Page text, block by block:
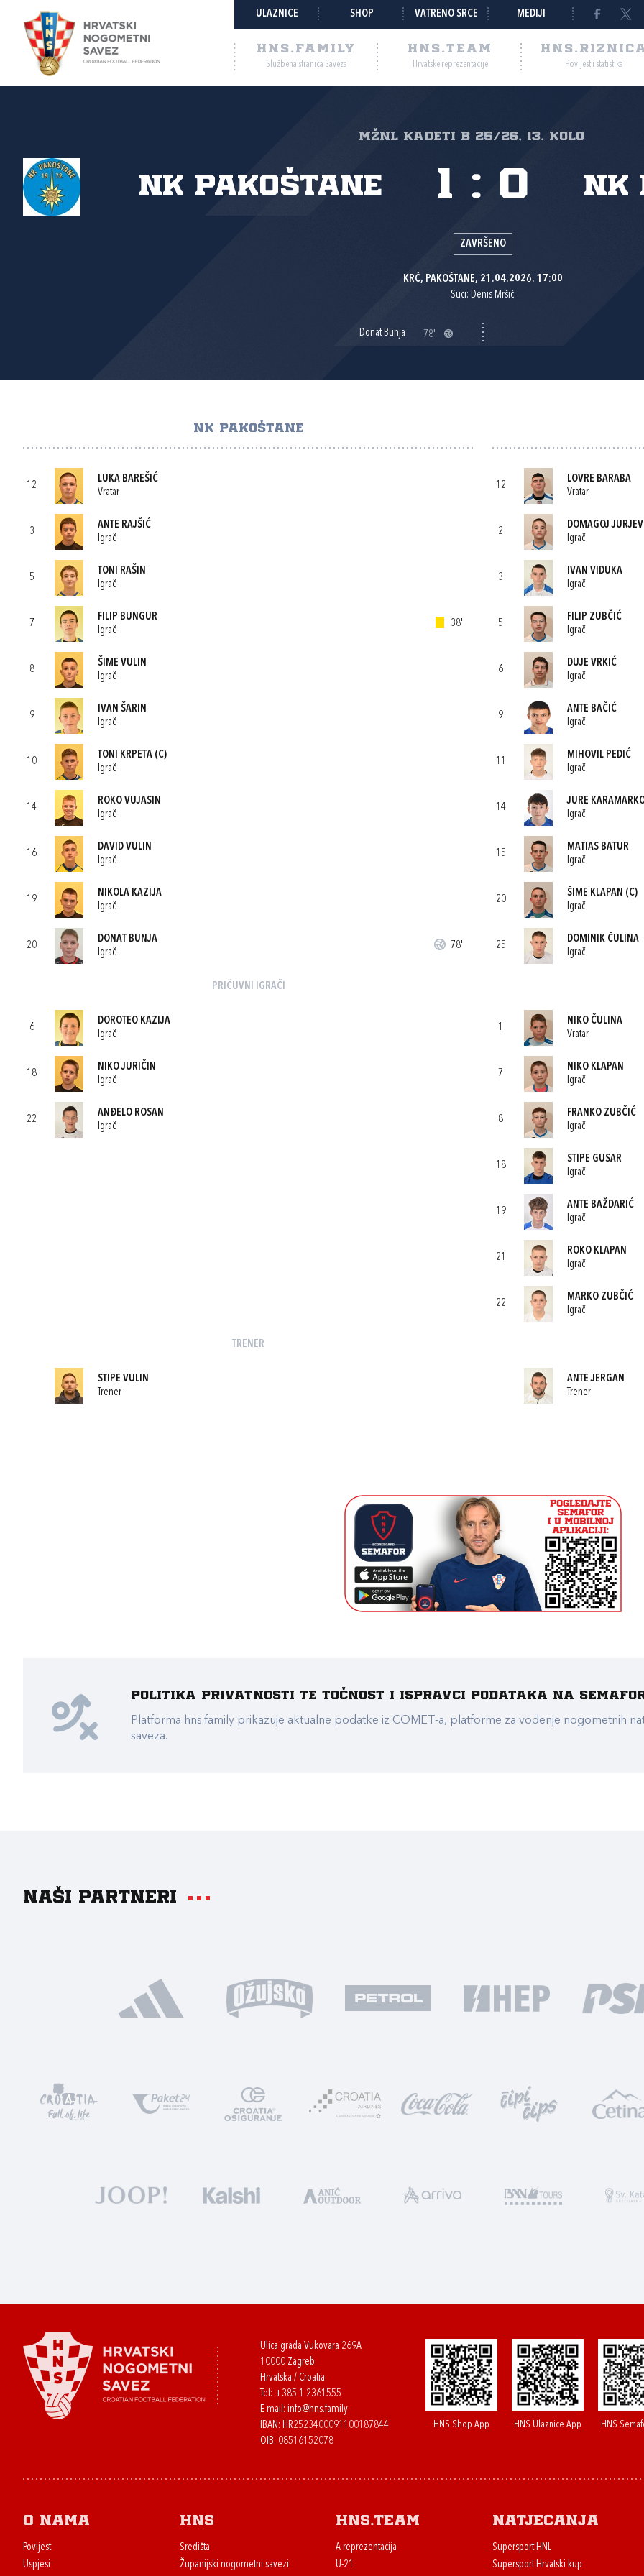
ULAZNICE SHOP VATRENO SRCE MEDIJI
HNS.FAMILY
Službena stranica Saveza
HNS.TEAM
Hrvatske reprezentacije Povijest i statistika
MŽNL KADETI B 25/26, 13. kolo
NK Pakoštane NK
1 : 0
ZAVRŠENO
KRČ, PAKOŠTANE, 21.04.2026. 17:00
Suci: Denis Mršić.
Donat Bunja 78'
NK PAKOŠTANE
12
LUKA BAREŠIĆ
Vratar
3
ANTE RAJŠIĆ
Igrač
5
TONI RAŠIN
Igrač
7
FILIP BUNGUR
Igrač
38'
8
ŠIME VULIN
Igrač
9
IVAN ŠARIN
Igrač
10
TONI KRPETA (C)
Igrač
14
ROKO VUJASIN
Igrač
16
DAVID VULIN
Igrač
19
NIKOLA KAZIJA
Igrač
20
DONAT BUNJA
Igrač
78'
PRIČUVNI IGRAČI
6
DOROTEO KAZIJA
Igrač
18
NIKO JURIČIN
Igrač
22
ANĐELO ROSAN
Igrač
TRENER
STIPE VULIN
Trener
12
LOVRE BARABA
Vratar
2
DOMAGOJ
Igrač
3
IVAN VIDUKA
Igrač
5
FILIP ZUBČIĆ
Igrač
6
DUJE VRKIĆ
Igrač
9
ANTE BAČIĆ
Igrač
11
MIHOVIL PEDIĆ
Igrač
14
JURE
Igrač
15
MATIAS BATUR
Igrač
20
ŠIME KLAPAN (C)
Igrač
25
DOMINIK ČULINA
Igrač
1
NIKO ČULINA
Vratar
7
NIKO KLAPAN
Igrač
8
FRANKO ZUBČIĆ
Igrač
18
STIPE GUSAR
Igrač
19
ANTE BAŽDARIĆ
Igrač
21
ROKO KLAPAN
Igrač
22
MARKO ZUBČIĆ
Igrač
ANTE JERGAN
Trener
Politika privatnosti te točnost i ispravci podataka na
Platforma hns.family prikazuje aktualne podatke iz COMET-a, platforme za vođenje nogometnih
saveza.
Naši partneri
Ulica grada Vukovara 269A
10000 Zagreb
Hrvatska / Croatia
Tel: +385 1 2361555
E-mail: info@hns.family
IBAN: HR2523400091100187844
OIB: 08516152078
HNS Shop App HNS Ulaznice App HNS
O nama
Povijest
Uspjesi
HNS
Središta
Županijski nogometni savezi
HNS.team
A reprezentacija
U-21
Natjecanja
Supersport HNL
Supersport Hrvatski kup